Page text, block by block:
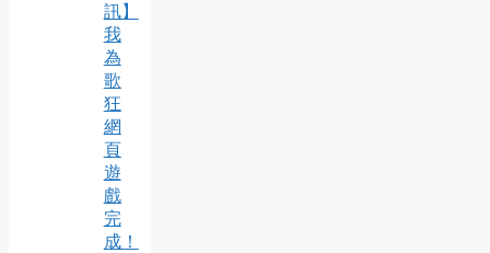
訊】
我
為
歌
狂
網
頁
遊
戲
完
成！